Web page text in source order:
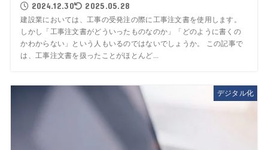
2024.12.30 2025.05.28
建設業においては、工事の受発注の際に工事注文書を使用します。
しかし「工事注文書がどういったものなのか」「どのように書くの
かわからない」という人もいるのではないでしょうか。 この記事で
は、工事注文書を扱ったことがほとんど...
デジタル化